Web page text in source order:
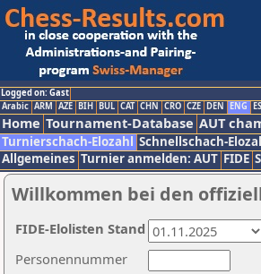
Logged on: Gast
Arabic ARM AZE BIH BUL CAT CHN CRO CZE DEN ENG
Home Tournament-Database AUT
Turnierschach-Elozahl Schnellschach-
Allgemeines Turnier anmelden: AUT FIDE
Willkommen bei den
Personennummer
FIDE-Elolisten Stand